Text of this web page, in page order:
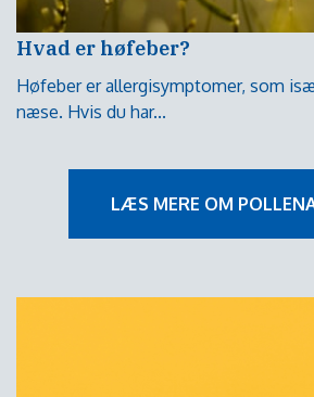
Hvad er høfeber?
Høfeber er allergisymptomer, som
næse. Hvis du har...
LÆS MERE OM